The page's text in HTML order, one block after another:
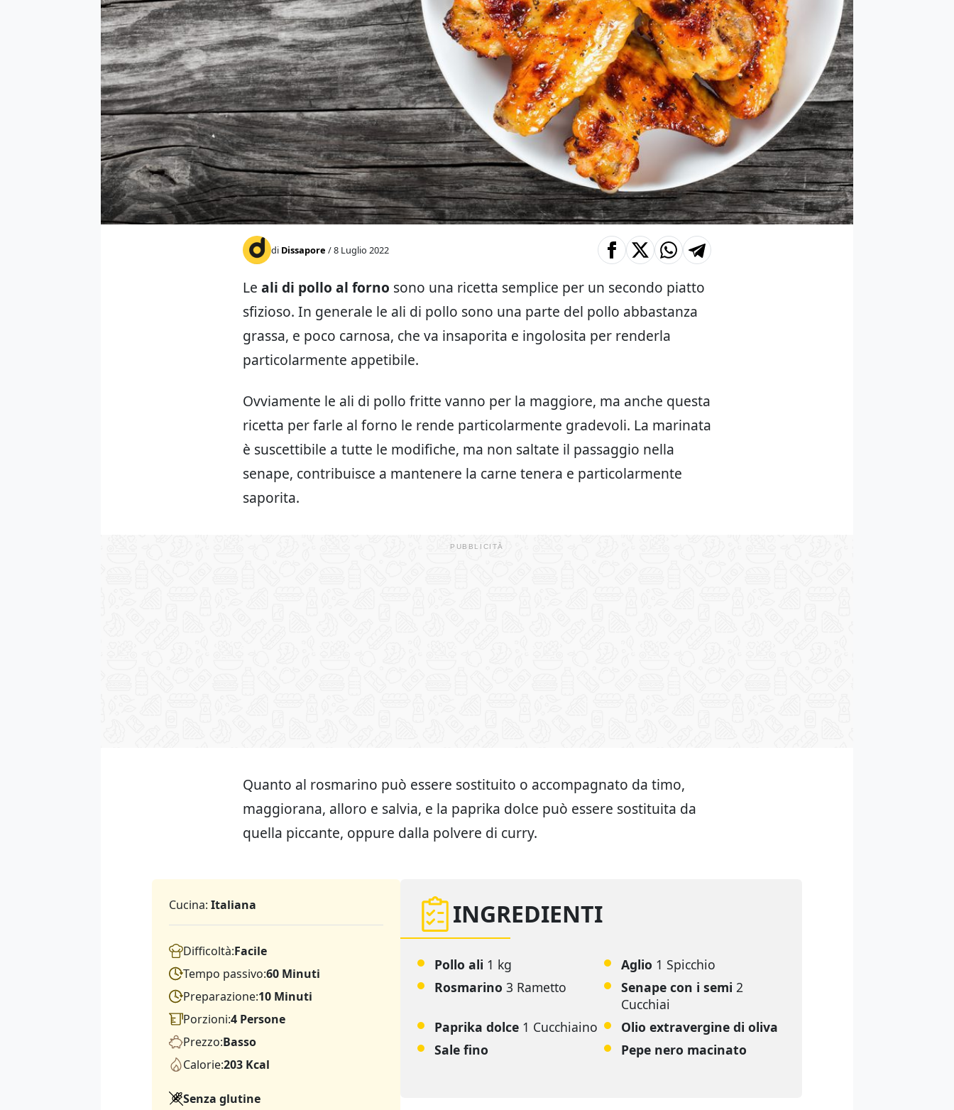
di Dissapore / 8 Luglio 2022
Le ali di pollo al forno sono una ricetta semplice per un secondo piatto
sfizioso. In generale le ali di pollo sono una parte del pollo abbastanza
grassa, e poco carnosa, che va insaporita e ingolosita per renderla
particolarmente appetibile.
Ovviamente le ali di pollo fritte vanno per la maggiore, ma anche questa
ricetta per farle al forno le rende particolarmente gradevoli. La marinata
è suscettibile a tutte le modifiche, ma non saltate il passaggio nella
senape, contribuisce a mantenere la carne tenera e particolarmente
saporita.
Quanto al rosmarino può essere sostituito o accompagnato da timo,
maggiorana, alloro e salvia, e la paprika dolce può essere sostituita da
quella piccante, oppure dalla polvere di curry.
Cucina: Italiana
Difficoltà:Facile
Tempo passivo:60 Minuti
Preparazione:10 Minuti
Porzioni:4 Persone
Prezzo:Basso
Calorie:203 Kcal
Senza glutine
INGREDIENTI
Pollo ali 1 kg Aglio 1 Spicchio
Rosmarino 3 Rametto Senape con i semi 2
Cucchiai
Paprika dolce 1 Cucchiaino
Olio extravergine di oliva
Sale fino
Pepe nero macinato